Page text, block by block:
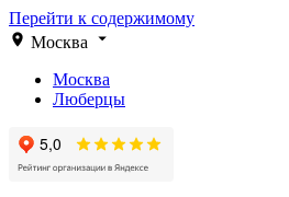
Перейти к содержимому
Москва
Москва
Люберцы